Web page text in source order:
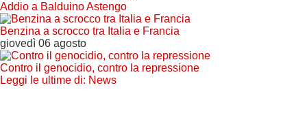
Addio a Balduino Astengo
Benzina a scrocco tra Italia e Francia
giovedì 06 agosto
Contro il genocidio, contro la repressione
Leggi le ultime di: News